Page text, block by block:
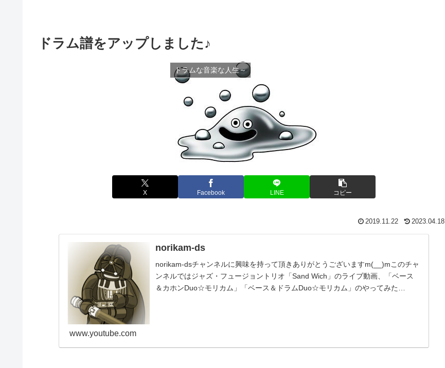
ドラム譜をアップしました♪
ドラムな音楽な人生～
X Facebook LINE コピー
2019.11.22 2023.04.18
norikam-ds
norikam-dsチャンネルに興味を持って頂きありがとうございますm(__)mこのチャ
ンネルではジャズ・フュージョントリオ「Sand Wich」のライブ動画、「ベース
＆カホンDuo☆モリカム」「ベース＆ドラムDuo☆モリカム」のやってみた…
www.youtube.com